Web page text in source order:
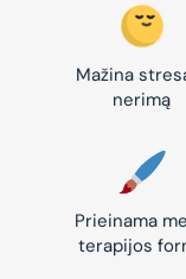
Mažina
nerimą
Prieinama
terapijos